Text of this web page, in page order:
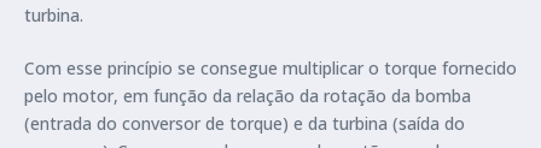
turbina.
Com esse princípio se consegue multiplicar o torque fornecido
pelo motor, em função da relação da rotação da bomba
(entrada do conversor de torque) e da turbina (saída do